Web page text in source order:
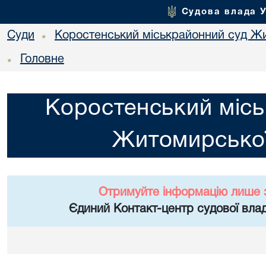
Судова влада
Суди • Коростенський міськрайонний суд
• Головне
Коростенський
Отримуйте інформацію лише
Єдиний Контакт-центр судової